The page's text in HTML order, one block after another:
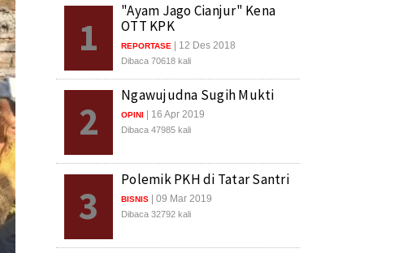
1
"Ayam Jago Cianjur" Kena
OTT KPK
REPORTASE | 12 Des 2018
Dibaca 70618 kali
2
Ngawujudna Sugih Mukti
OPINI | 16 Apr 2019
Dibaca 47985 kali
3
Polemik PKH di Tatar Santri
BISNIS | 09 Mar 2019
Dibaca 32792 kali